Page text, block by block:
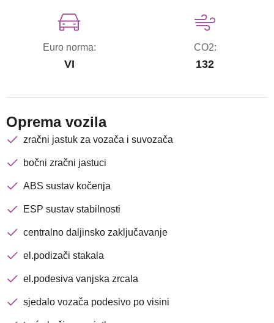
Euro norma:
VI
CO2:
132
Oprema vozila
zračni jastuk za vozača i suvozača
bočni zračni jastuci
ABS sustav kočenja
ESP sustav stabilnosti
centralno daljinsko zaključavanje
el.podizači stakala
el.podesiva vanjska zrcala
sjedalo vozača podesivo po visini
Nova lokacija - Slavonska